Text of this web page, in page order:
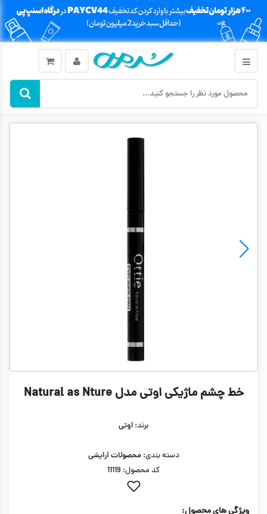
خط چشم ماژیکی اوتی مدل Natural as Nture
برند: اوتی
دسته بندی: محصولات آرایشی
کد محصول: 11119
ویژگی های محصول: